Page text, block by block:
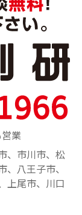
業
、市川市、松
八王子市、
上尾市、川口